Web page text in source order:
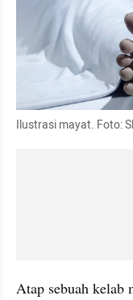
Ilustrasi mayat. Foto:
Atap sebuah